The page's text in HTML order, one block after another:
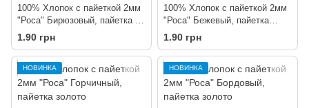
100% Хлопок с пайеткой 2мм
"Роса" Бирюзовый, пайетка в
тон
1.90 грн
100% Хлопок с пайеткой 2мм
"Роса" Бежевый, пайетка
золото
1.90 грн
НОВИНКА НОВИНКА